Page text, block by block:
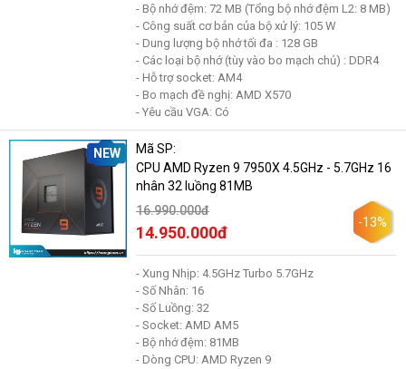
- Bộ nhớ đệm: 72 MB (Tổng bộ nhớ đệm L2: 8 MB)
- Công suất cơ bản của bộ xử lý: 105 W
- Dung lượng bộ nhớ tối đa : 128 GB
- Các loại bộ nhớ (tùy vào bo mạch chủ) : DDR4
- Hỗ trợ socket: AM4
- Bo mạch đề nghị: AMD X570
- Yêu cầu VGA: Có
NEW
Mã SP:
CPU AMD Ryzen 9 7950X 4.5GHz - 5.7GHz 16
nhân 32 luồng 81MB
16.990.000đ
14.950.000đ
-13%
- Xung Nhịp: 4.5GHz Turbo 5.7GHz
- Số Nhân: 16
- Số Luồng: 32
- Socket: AMD AM5
- Bộ nhớ đệm: 81MB
- Dòng CPU: AMD Ryzen 9